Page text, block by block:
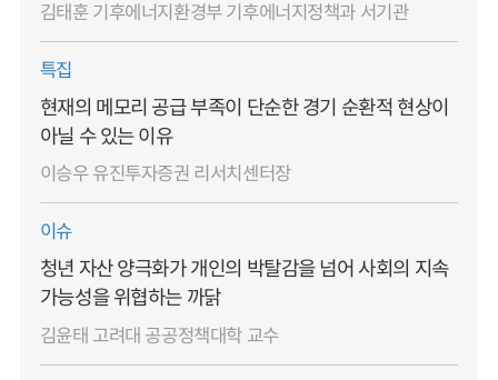
김태훈 기후에너지환경부 기후에너지정책과 서기관
특집
현재의 메모리 공급 부족이 단순한 경기 순환적 현상이
아닐 수 있는 이유
이승우 유진투자증권 리서치센터장
이슈
청년 자산 양극화가 개인의 박탈감을 넘어 사회의 지속
가능성을 위협하는 까닭
김윤태 고려대 공공정책대학 교수